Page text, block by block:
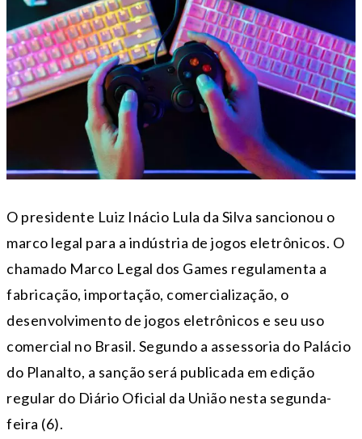
O presidente Luiz Inácio Lula da Silva sancionou o
marco legal para a indústria de jogos eletrônicos. O
chamado Marco Legal dos Games regulamenta a
fabricação, importação, comercialização, o
desenvolvimento de jogos eletrônicos e seu uso
comercial no Brasil. Segundo a assessoria do Palácio
do Planalto, a sanção será publicada em edição
regular do Diário Oficial da União nesta segunda-
feira (6).